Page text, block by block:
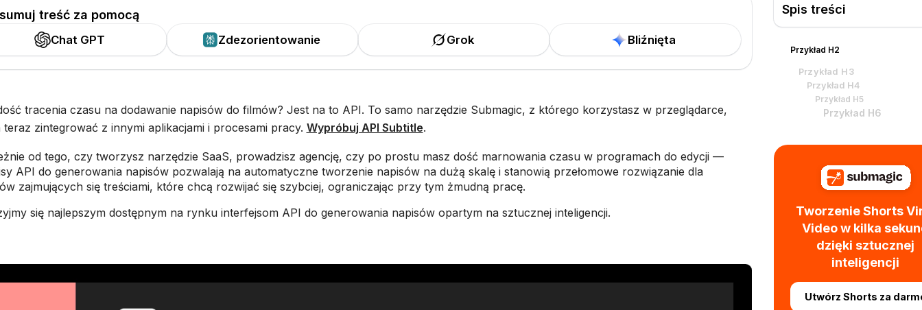
treść za pomocą
Chat GPT Zdezorientowanie Grok Bliźnięta
tracenia czasu na dodawanie napisów do filmów? Jest na to API. To samo narzędzie Submagic, z którego korzystasz w przeglądarce,
teraz zintegrować z innymi aplikacjami i procesami pracy. Wypróbuj API Subtitle.
od tego, czy tworzysz narzędzie SaaS, prowadzisz agencję, czy po prostu masz dość marnowania czasu w programach do edycji —
API do generowania napisów pozwalają na automatyczne tworzenie napisów na dużą skalę i stanowią przełomowe rozwiązanie dla
zajmujących się treściami, które chcą rozwijać się szybciej, ograniczając przy tym żmudną pracę.
się najlepszym dostępnym na rynku interfejsom API do generowania napisów opartym na sztucznej inteligencji.
Spis treści
Przykład H2
Przykład H3
Przykład H4
Przykład H5
Przykład H6
Tworzenie Shorts
Video w kilka
dzięki sztucznej
inteligencji
Utwórz Shorts za